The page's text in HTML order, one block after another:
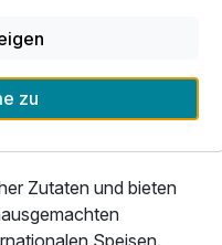
oder Tennis sowie
Wanderwegen bieten
Zutaten und bieten
Speisen.
zu